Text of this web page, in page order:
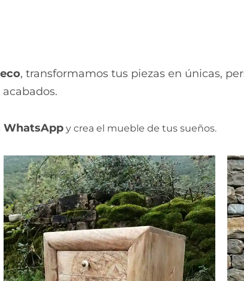
, transformamos tus piezas en únicas,
WhatsApp y crea el mueble de tus sueños.